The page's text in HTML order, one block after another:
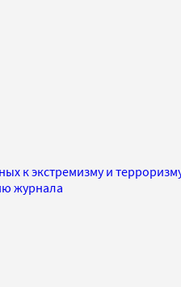
к экстремизму и
журнала